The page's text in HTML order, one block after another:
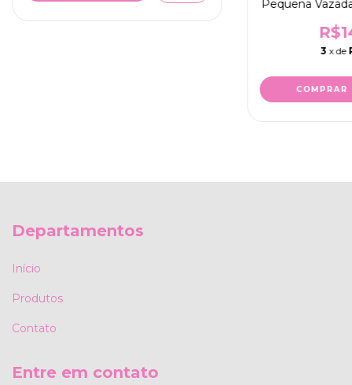
Pequena
3 x de
Departamentos
Início
Produtos
Contato
Entre em contato